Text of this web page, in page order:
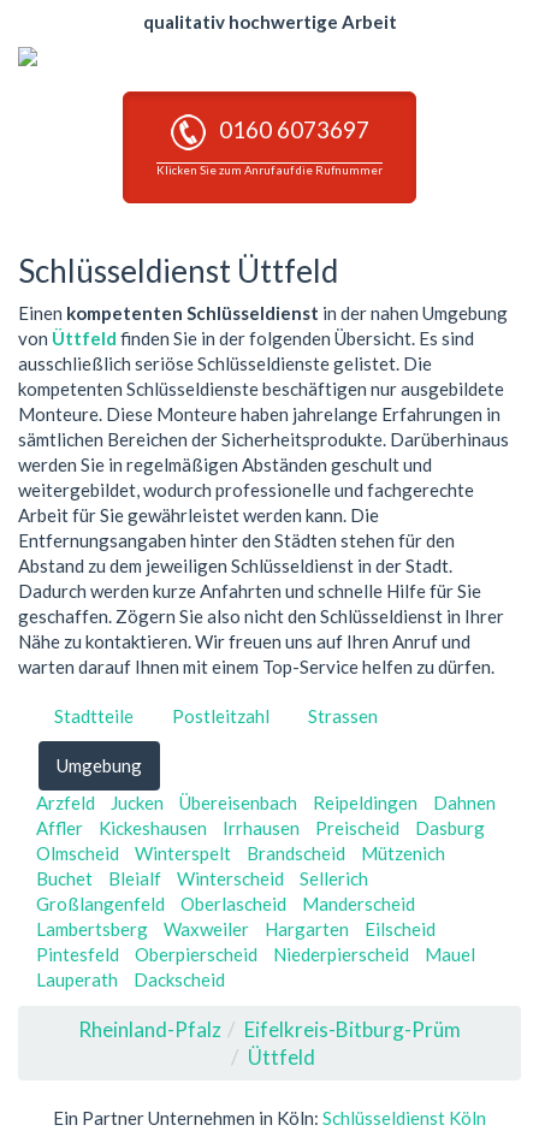
qualitativ hochwertige Arbeit
0160 6073697
Klicken Sie zum Anruf auf die Rufnummer
Schlüsseldienst Üttfeld
Einen kompetenten Schlüsseldienst in der nahen Umgebung
von Üttfeld finden Sie in der folgenden Übersicht. Es sind
ausschließlich seriöse Schlüsseldienste gelistet. Die
kompetenten Schlüsseldienste beschäftigen nur ausgebildete
Monteure. Diese Monteure haben jahrelange Erfahrungen in
sämtlichen Bereichen der Sicherheitsprodukte. Darüberhinaus
werden Sie in regelmäßigen Abständen geschult und
weitergebildet, wodurch professionelle und fachgerechte
Arbeit für Sie gewährleistet werden kann. Die
Entfernungsangaben hinter den Städten stehen für den
Abstand zu dem jeweiligen Schlüsseldienst in der Stadt.
Dadurch werden kurze Anfahrten und schnelle Hilfe für Sie
geschaffen. Zögern Sie also nicht den Schlüsseldienst in Ihrer
Nähe zu kontaktieren. Wir freuen uns auf Ihren Anruf und
warten darauf Ihnen mit einem Top-Service helfen zu dürfen.
Stadtteile Postleitzahl Strassen
Umgebung
Arzfeld
Jucken Übereisenbach Reipeldingen
Dahnen
Affler
Kickeshausen Irrhausen Preischeid
Dasburg
Olmscheid
Winterspelt Brandscheid
Mützenich
Buchet
Bleialf Winterscheid
Sellerich
Großlangenfeld
Oberlascheid
Manderscheid
Lambertsberg
Waxweiler Hargarten
Eilscheid
Pintesfeld
Oberpierscheid Niederpierscheid
Mauel
Lauperath
Dackscheid
Rheinland-Pfalz
Eifelkreis-Bitburg-Prüm
Üttfeld
Ein Partner Unternehmen in Köln: Schlüsseldienst Köln